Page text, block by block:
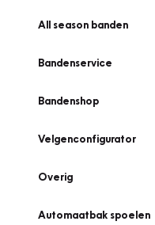
All season banden
Bandenservice
Bandenshop
Velgenconfigurator
Overig
Automaatbak spoelen